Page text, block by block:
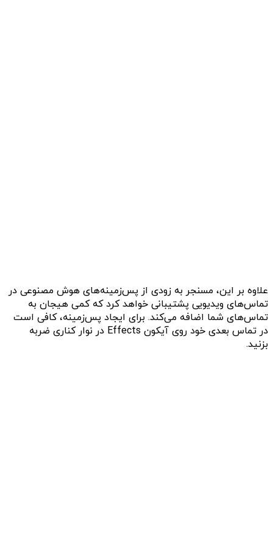
علاوه بر این، مسنجر به زودی از پس‌زمینه‌های هوش مصنوعی در
تماس‌های ویدیویی پشتیبانی خواهد کرد که کمی هیجان به
تماس‌های شما اضافه می‌کند. برای ایجاد پس‌زمینه، کافی است
در تماس بعدی خود روی آیکون Effects در نوار کناری ضربه
بزنید.